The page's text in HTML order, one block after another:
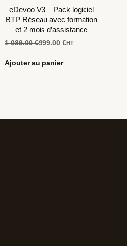
eDevoo V3 – Pack logiciel
BTP Réseau avec formation
et 2 mois d’assistance
1 089.00€999.00 €HT
Ajouter au panier